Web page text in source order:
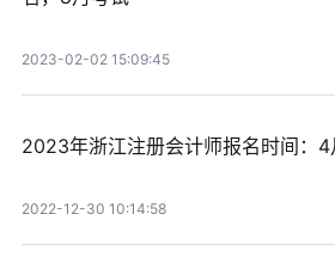
2023-02-02 15:09:45
2023年浙江注册会计师报名时间：
2022-12-30 10:14:58